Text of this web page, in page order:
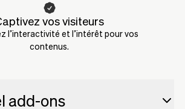
vos visiteurs
l’interactivité et l’intérêt pour vos
contenus.
add-ons